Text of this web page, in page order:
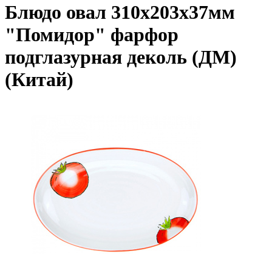
Блюдо овал 310х203х37мм
"Помидор" фарфор
подглазурная деколь (ДМ)
(Китай)